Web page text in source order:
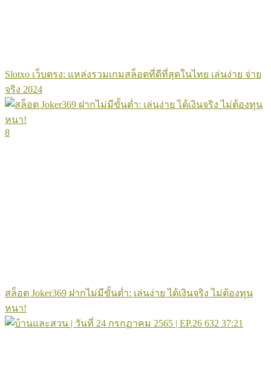
Slotxo เว็บตรง: แหล่งรวมเกมสล็อตที่ดีที่สุดในไทย เล่นง่าย จ่าย
จริง 2024
8
สล็อต Joker369 ฝากไม่มีขั้นต่ำ: เล่นง่าย ได้เงินจริง ไม่ต้องทุน
หนา!
632 37:21